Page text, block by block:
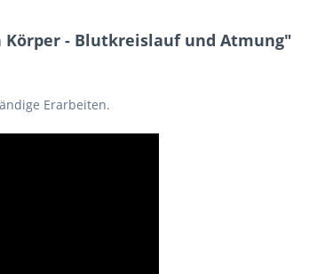
- Blutkreislauf und Atmung"
Erarbeiten.